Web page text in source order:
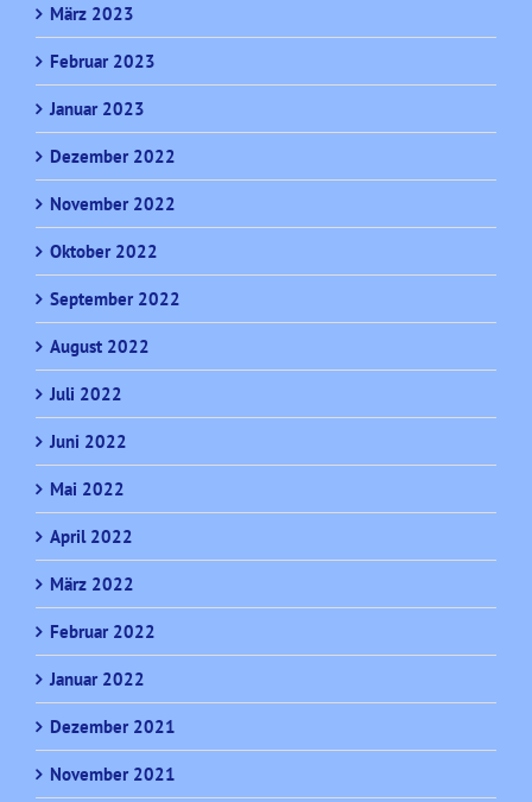
März 2023
Februar 2023
Januar 2023
Dezember 2022
November 2022
Oktober 2022
September 2022
August 2022
Juli 2022
Juni 2022
Mai 2022
April 2022
März 2022
Februar 2022
Januar 2022
Dezember 2021
November 2021